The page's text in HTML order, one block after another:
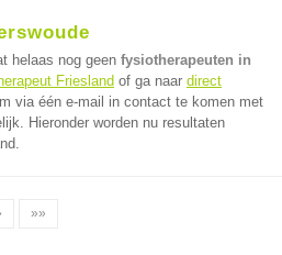
helaas nog geen fysiotherapeuten in
Friesland of ga naar direct
via één e-mail in contact te komen met
Hieronder worden nu resultaten
»»